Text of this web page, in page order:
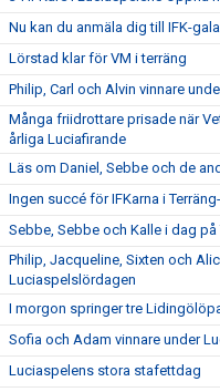
Nu kan du anmäla dig till IFK-
Lörstad klar för VM i terräng
Philip, Carl och Alvin vinnare
Många friidrottare prisade när
årliga Luciafirande
Läs om Daniel, Sebbe och de
Ingen succé för IFKarna i
Sebbe, Sebbe och Kalle i dag på
Philip, Jacqueline, Sixten och
Luciaspelslördagen
I morgon springer tre
Sofia och Adam vinnare under
Luciaspelens stora stafettdag